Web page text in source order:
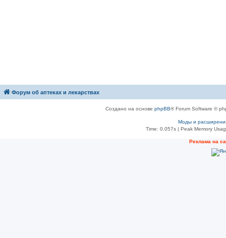
Форум об аптеках и лекарствах
Создано на основе phpBB® Forum Software ©
Моды и
Time: 0.057s| Peak Memory
Рeклама на